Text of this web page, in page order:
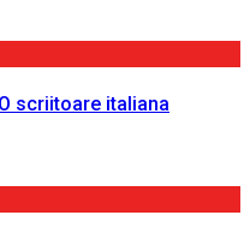
scriitoare italiana